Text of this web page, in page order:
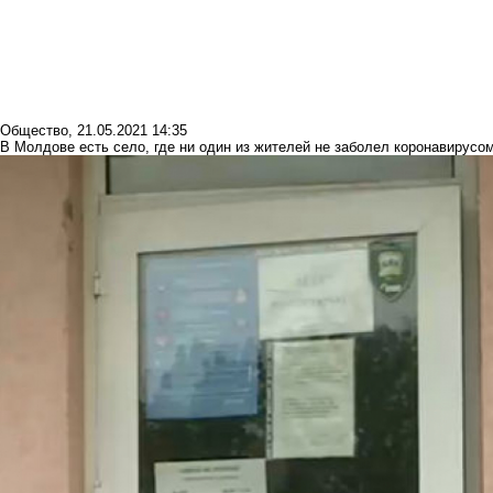
Общество, 21.05.2021 14:35
В Молдове есть село, где ни один из жителей не заболел